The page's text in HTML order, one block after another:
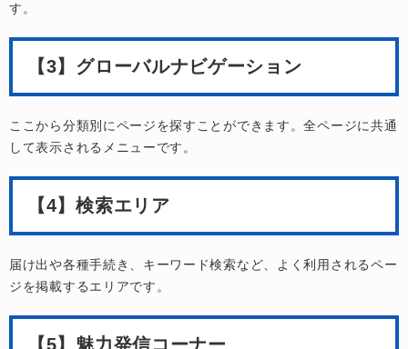
す。​
【3】グローバルナビゲーション
ここから分類別にページを探すことができます。全ページに共通
して表示されるメニューです。
【4】検索エリア
届け出や各種手続き、キーワード検索など、よく利用されるペー
ジを掲載するエリアです。
【5】魅力発信コーナー